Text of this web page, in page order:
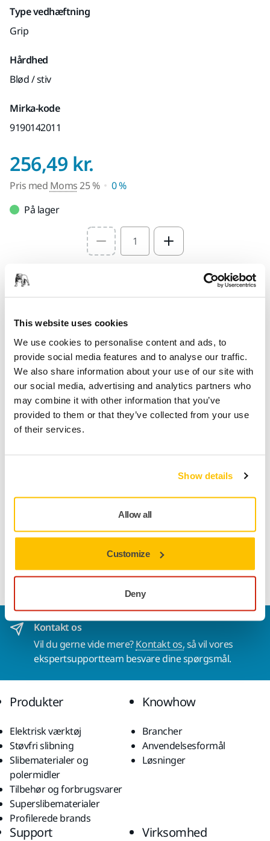
This website uses cookies
We use cookies to personalise content and ads, to
provide social media features and to analyse our traffic.
We also share information about your use of our site with
our social media, advertising and analytics partners who
may combine it with other information that you’ve
provided to them or that they’ve collected from your use
of their services.
Show details
Allow all
Customize
Deny
Type vedhæftning
Grip
Hårdhed
Blød / stiv
Mirka-kode
9190142011
256,49 kr.
Pris med Moms25 %
0 %
På lager
Select quantity value
Find en forhandler
LEVERES TIL DIG
Levering indenfor 3-5 arbejdsdage
Levering i Danmark
Fragt fri levering ved ordrer over 599,- kr incl moms.
Sikker betaling med kort
Produktoplysninger
Tekniske detaljer
Hand Sanding Sponge Block 110 x 68 mm with Grip.
Kontakt os
Vil du gerne vide mere?Kontakt os,så vil vores
ekspertsupportteam besvare dine spørgsmål.
Produkter
Elektrisk værktøj
Støvfri slibning
Slibematerialer og
polermidler
Tilbehør og forbrugsvarer
Superslibematerialer
Profilerede brands
Knowhow
Brancher
Anvendelsesformål
Løsninger
Support Virksomhed